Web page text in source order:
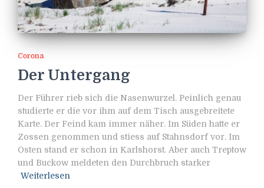
Corona
Der Untergang
Der Führer rieb sich die Nasenwurzel. Peinlich genau
studierte er die vor ihm auf dem Tisch ausgebreitete
Karte. Der Feind kam immer näher. Im Süden hatte er
Zossen genommen und stiess auf Stahnsdorf vor. Im
Osten stand er schon in Karlshorst. Aber auch Treptow
und Buckow meldeten den Durchbruch starker
Weiterlesen